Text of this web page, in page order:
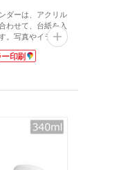
ダーは、アクリル
わせて、台紙を入
。写真やイラスト
入れれば、自分好
とができます。
の木からゴムの樹
人気のゴムの木で
幸せ」。大切な方
ダークウッドの2
ーは、販促効果も
企業の周年記念な
印刷